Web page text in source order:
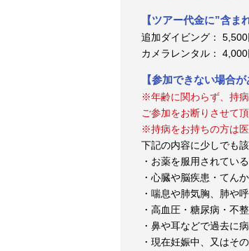
【ツアー代金に”含ま
追加ダイビング： 5,500
カメラレンタル：
【参加できない場合が
※年齢に関わらず、持
ご参加をお断りさせて
※持病をお持ちの方は
下記の内容に少しでも
・お薬を服用されてい
・心臓や脳疾患・てん
・喘息や肺気胸、肺や
・高血圧・糖尿病・不
・鼻や耳などで過去に
・現在妊娠中、又はそ